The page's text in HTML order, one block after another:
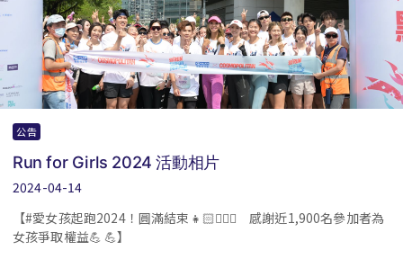
公告
Run for Girls 2024 活動相片
2024-04-14
【#愛女孩起跑2024！圓滿結束👧🏻🏃🏻‍♀️ 感謝近1,900名參加者為
女孩爭取權益💪 💪】